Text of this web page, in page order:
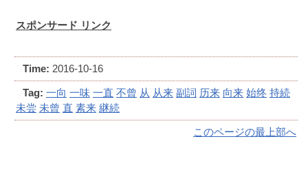
スポンサード リンク
Time: 2016-10-16
Tag: 一向 一味 一直 不曾 从 从来 副詞 历来 向来 始终 持続
未尝 未曾 直 素来 継続
このページの最上部へ